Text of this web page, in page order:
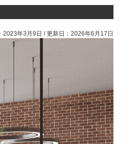
2023年3月9日 / 更新日：2026年6月17日